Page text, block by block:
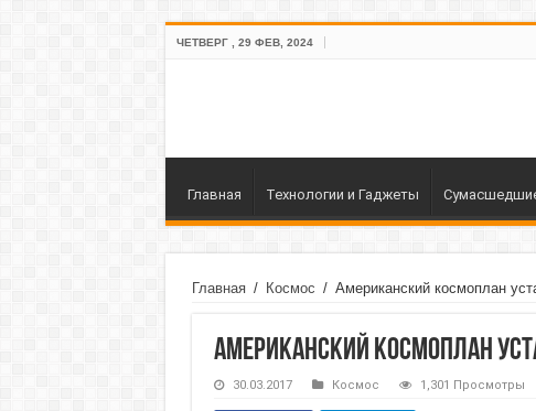
ЧЕТВЕРГ , 29 ФЕВ, 2024
Главная Технологии и Гаджеты
Главная / Космос / Американский космоплан
Американский космоплан
30.03.2017 Космос 1,301 Просмотры